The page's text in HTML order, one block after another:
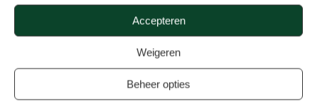
Accepteren
Weigeren
Beheer opties
Vacatures
Algemene voorwaarden